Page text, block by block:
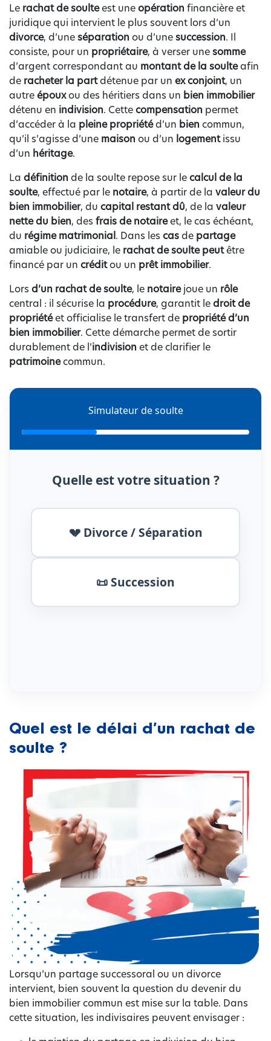
Le rachat de soulteest uneopération financière et
juridique qui intervient le plus souvent lors d’un
divorce, d’une séparation ou d’une succession. Il
consiste, pour un propriétaire, à verser une somme
d’argent correspondant au montant de la soulteafin
de racheter la partdétenue par un ex conjoint, un
autreépouxou des héritiers dans un bien immobilier
détenu en indivision. Cettecompensation permet
d’accéder à la pleine propriétéd’un bien commun,
qu’il s’agisse d’une maison ou d’un logementissu
d’un héritage.
La définition de la soulte repose sur lecalcul de la
soulte, effectué par le notaire, à partir de la valeur du
bien immobilier, du capital restant dû, de la valeur
nette du bien, des frais de notaireet, le cas échéant,
du régime matrimonial. Dans les casde partage
amiable ou judiciaire, le rachat de soulte peutêtre
financé par un créditou un prêt immobilier.
Lors d’un rachat de soulte, le notairejoue un rôle
central : il sécurise la procédure, garantit ledroit de
propriétéet officialise le transfert de propriété d’un
bien immobilier. Cette démarche permet de sortir
durablement de l’indivision et de clarifier le
patrimoinecommun.
Simulateur de soulte
Quelle est votre situation ?
💔 Divorce / Séparation
📜 Succession
Quel est le délai d’un rachat de
soulte ?
Lorsqu’un partage successoral ou un divorce
intervient, bien souvent la question du devenir du
bien immobilier commun est mise sur la table. Dans
cette situation, les indivisaires peuvent envisager :